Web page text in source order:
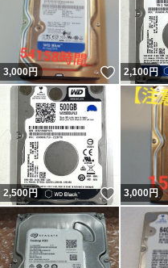
3,000円 いいね！
2,100円
2,500円 いいね！
3,000円